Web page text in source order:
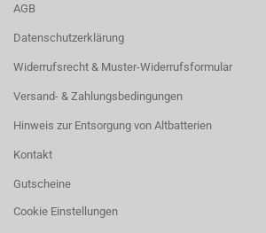
AGB
Datenschutzerklärung
Widerrufsrecht & Muster-Widerrufsformular
Versand- & Zahlungsbedingungen
Hinweis zur Entsorgung von Altbatterien
Kontakt
Gutscheine
Cookie Einstellungen